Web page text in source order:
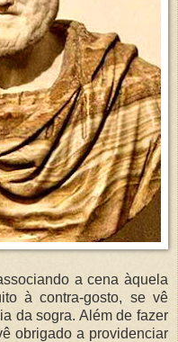
a cena àquela
à contra-gosto, se vê
da sogra. Além de fazer
obrigado a providenciar